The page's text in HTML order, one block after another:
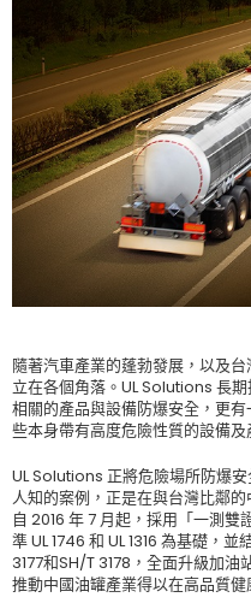
隨著汽車產業的蓬勃發展，以及
立在各個角落。UL Solutions 長
相關的產品與設備防爆安全，更
些本身帶有高度危險性質的設備
UL Solutions 正將危險場所防爆
人知的案例，正是在與台灣比鄰
自 2016 年 7 月起，採用「一測雙
準 UL 1746 和 UL 1316 為基礎，
3177和SH/T 3178，全面升級加
推動中國油罐產業得以在高品質